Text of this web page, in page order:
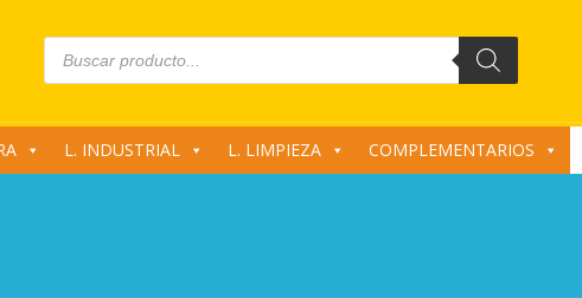
Products
search
L. INDUSTRIAL L. LIMPIEZA COMPLEMENTARIOS